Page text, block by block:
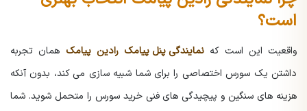
است؟
واقعیت این است که نمایندگی پنل پیامک رادین پیامک همان تجربه
داشتن یک سورس اختصاصی را برای شما شبیه سازی می کند، بدون آنکه
هزینه های سنگین و پیچیدگی های فنی خرید سورس را متحمل شوید. شما